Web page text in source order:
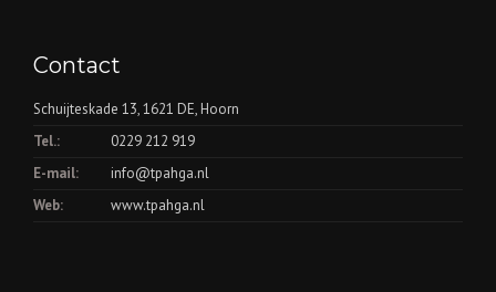
Contact
Schuijteskade 13, 1621 DE, Hoorn
Tel.:
0229 212 919
E-mail:
info@tpahga.nl
Web:
www.tpahga.nl